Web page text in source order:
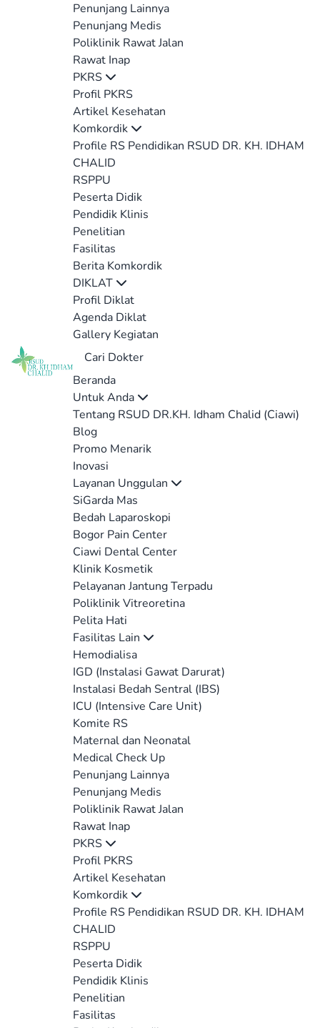
Penunjang Lainnya
Penunjang Medis
Poliklinik Rawat Jalan
Rawat Inap
PKRS
Profil PKRS
Artikel Kesehatan
Komkordik
Profile RS Pendidikan RSUD DR. KH. IDHAM
CHALID
RSPPU
Peserta Didik
Pendidik Klinis
Penelitian
Fasilitas
Berita Komkordik
DIKLAT
Profil Diklat
Agenda Diklat
Gallery Kegiatan
Cari Dokter
Beranda
Untuk Anda
Tentang RSUD DR.KH. Idham Chalid (Ciawi)
Blog
Promo Menarik
Inovasi
Layanan Unggulan
SiGarda Mas
Bedah Laparoskopi
Bogor Pain Center
Ciawi Dental Center
Klinik Kosmetik
Pelayanan Jantung Terpadu
Poliklinik Vitreoretina
Pelita Hati
Fasilitas Lain
Hemodialisa
IGD (Instalasi Gawat Darurat)
Instalasi Bedah Sentral (IBS)
ICU (Intensive Care Unit)
Komite RS
Maternal dan Neonatal
Medical Check Up
Penunjang Lainnya
Penunjang Medis
Poliklinik Rawat Jalan
Rawat Inap
PKRS
Profil PKRS
Artikel Kesehatan
Komkordik
Profile RS Pendidikan RSUD DR. KH. IDHAM
CHALID
RSPPU
Peserta Didik
Pendidik Klinis
Penelitian
Fasilitas